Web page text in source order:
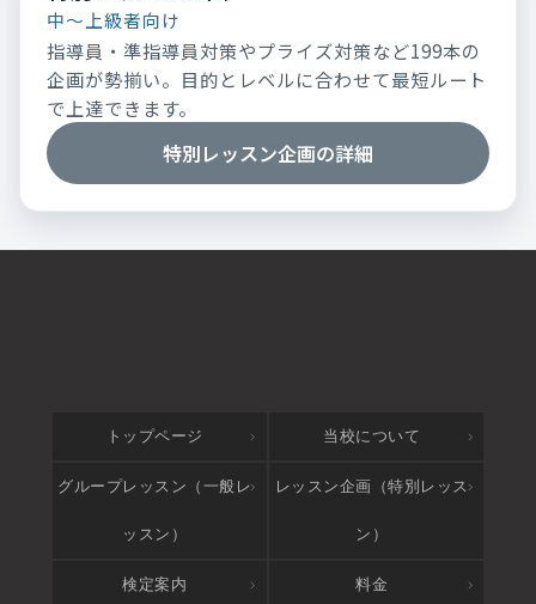
中～上級者向け
指導員・準指導員対策やプライズ対策など199本の
企画が勢揃い。目的とレベルに合わせて最短ルート
で上達できます。
特別レッスン企画の詳細
トップページ 当校について
グループレッスン（一般レ
ッスン）
レッスン企画（特別レッス
ン）
検定案内 料金